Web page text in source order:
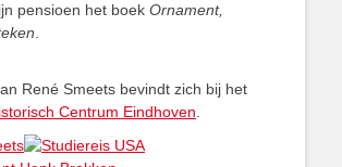
pensioen het boek Ornament,
René Smeets bevindt zich bij het
Centrum Eindhoven